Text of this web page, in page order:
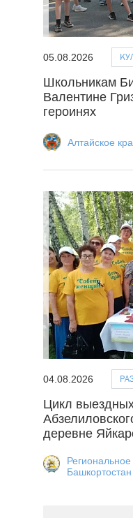
05.08.2026
Школьникам
Валентине
героинях
Алтайское
04.08.2026
Цикл
деревне
Башкортостан